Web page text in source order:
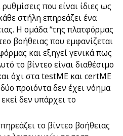
που είναι ίδιες ως
στήλη επηρεάζει ένα
Η ομάδα “της πλατφόρμας
βοήθειας που εμφανίζεται
και εξηγεί γενικά πως
το βίντεο είναι διαθέσιμο
όχι στα testME και certME
προϊόντα δεν έχει νόημα
δεν υπάρχει το
το βίντεο βοήθειας